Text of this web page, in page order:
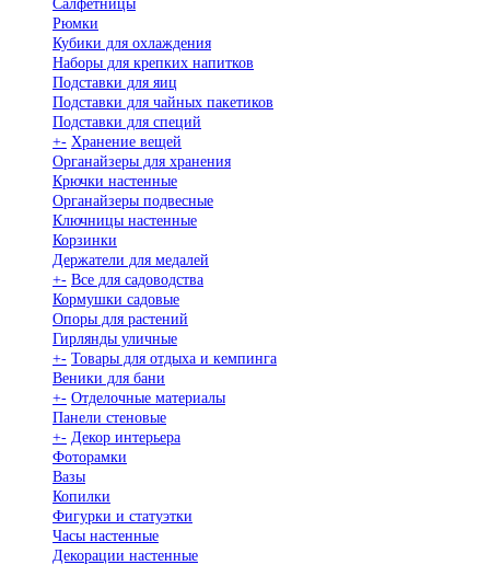
Салфетницы
Рюмки
Кубики для охлаждения
Наборы для крепких напитков
Подставки для яиц
Подставки для чайных пакетиков
Подставки для специй
+- Хранение вещей
Органайзеры для хранения
Крючки настенные
Органайзеры подвесные
Ключницы настенные
Корзинки
Держатели для медалей
+- Все для садоводства
Кормушки садовые
Опоры для растений
Гирлянды уличные
+- Товары для отдыха и кемпинга
Веники для бани
+- Отделочные материалы
Панели стеновые
+- Декор интерьера
Фоторамки
Вазы
Копилки
Фигурки и статуэтки
Часы настенные
Декорации настенные